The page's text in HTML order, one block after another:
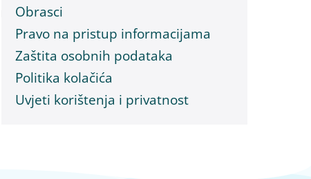
Obrasci
Pravo na pristup informacijama
Zaštita osobnih podataka
Politika kolačića
Uvjeti korištenja i privatnost